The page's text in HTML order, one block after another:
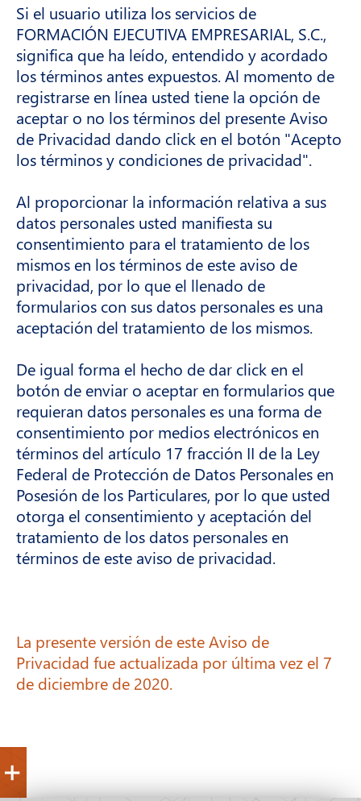
Si el usuario utiliza los servicios de
FORMACIÓN EJECUTIVA EMPRESARIAL, S.C.,
significa que ha leído, entendido y acordado
los términos antes expuestos. Al momento de
registrarse en línea usted tiene la opción de
aceptar o no los términos del presente Aviso
de Privacidad dando click en el botón "Acepto
los términos y condiciones de privacidad".
Al proporcionar la información relativa a sus
datos personales usted manifiesta su
consentimiento para el tratamiento de los
mismos en los términos de este aviso de
privacidad, por lo que el llenado de
formularios con sus datos personales es una
aceptación del tratamiento de los mismos.
De igual forma el hecho de dar click en el
botón de enviar o aceptar en formularios que
requieran datos personales es una forma de
consentimiento por medios electrónicos en
términos del artículo 17 fracción II de la Ley
Federal de Protección de Datos Personales en
Posesión de los Particulares, por lo que usted
otorga el consentimiento y aceptación del
tratamiento de los datos personales en
términos de este aviso de privacidad.
La presente versión de este Aviso de
Privacidad fue actualizada por última vez el 7
de diciembre de 2020.